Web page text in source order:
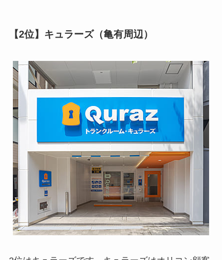
【2位】キュラーズ（亀有周辺）